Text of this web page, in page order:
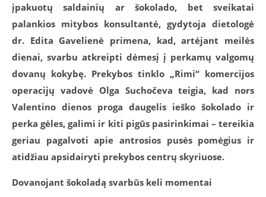
įpakuotų saldainių ar šokolado, bet sveikatai
palankios mitybos konsultantė, gydytoja dietologė
dr. Edita Gavelienė primena, kad,artėjant meilės
dienai, svarbu atkreipti dėmesį į perkamų valgomų
dovanų kokybę. Prekybos tinklo „Rimi“ komercijos
operacijų vadovė Olga Suchočeva teigia, kad nors
Valentino dienos proga daugelis ieško šokolado ir
perka gėles, galimi ir kiti pigūs pasirinkimai – tereikia
geriau pagalvoti apie antrosios pusės pomėgius ir
atidžiau apsidairyti prekybos centrų skyriuose.
Dovanojant šokoladą svarbūs keli momentai